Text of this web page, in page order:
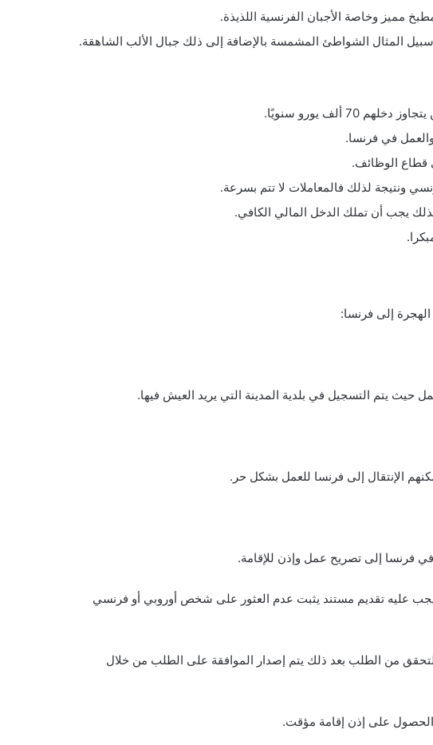
مميز وخاصة الأجبان الفرنسية اللذيذة.
سبيل المثال الشواطئ المشمسة بالإضافة إلى ذلك جبال الألب الشاهقة.
ألف يورو سنويًا.
في فرنسا.
قطاع الوظائف.
ونتيجة لذلك فالمعاملات لا تتم بسرعة.
يجب أن تملك الدخل المالي الكافي.
إلى فرنسا:
حيث يتم التسجيل في بلدية المدينة التي يريد العيش فيها.
الإنتقال إلى فرنسا للعمل بشكل حر.
فرنسا إلى تصريح عمل وإذن للإقامة.
عليه تقديم مستند يثبت عدم العثور على شخص أوروبي أو فرنسي
من الطلب بعد ذلك يتم إصدار الموافقة على الطلب من خلال
على إذن إقامة مؤقت.